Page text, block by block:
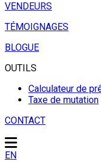
VENDEURS
TÉMOIGNAGES
BLOGUE
OUTILS
Calculateur de
Taxe de mutation
CONTACT
EN